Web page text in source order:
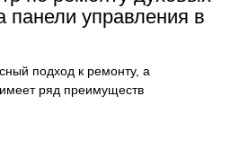
управления в
подход к ремонту, а
ряд преимуществ